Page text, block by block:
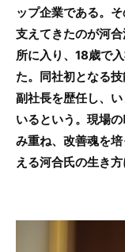
ップ企業である。
支えてきたのが河
所に入り、18歳で
た。同社初となる
副社長を歴任し、
いるという。現場
み重ね、改善魂を培
える河合氏の生き方